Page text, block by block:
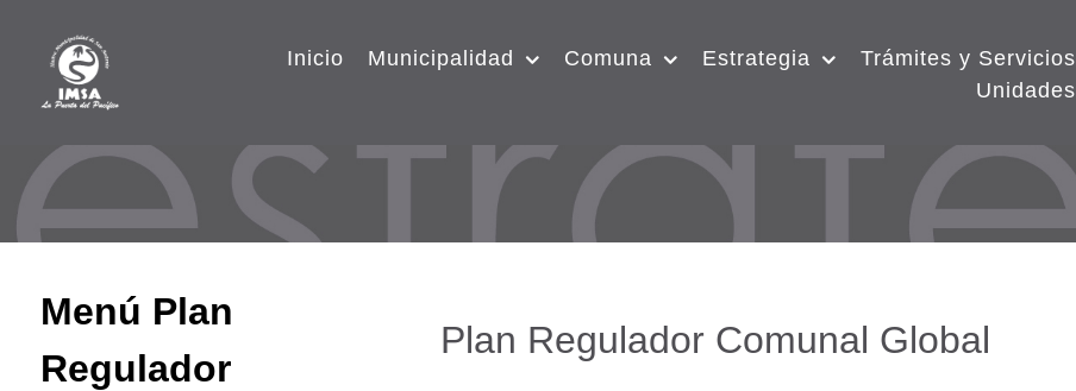
Inicio Municipalidad Comuna Estrategia
Trámites y Servicios
Unidades
Menú Plan
Regulador
Plan Regulador Comunal Global